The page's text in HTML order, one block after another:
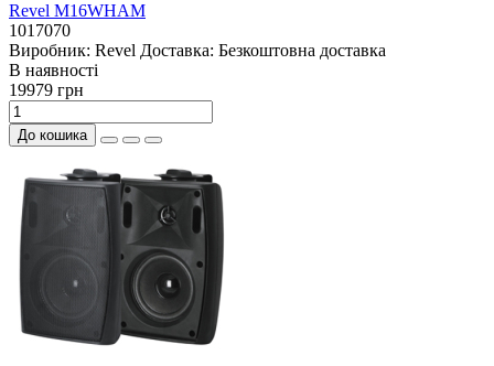
Revel M16WHAM
1017070
Виробник: Revel Доставка: Безкоштовна доставка
В наявностi
19979 грн
До кошика